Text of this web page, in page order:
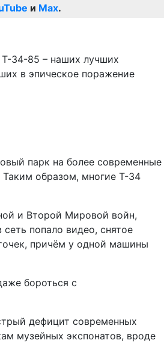
и Max.
Т-34-85 – наших лучших
в эпическое поражение
парк на более современные
образом, многие Т-34
и Второй Мировой войн,
попало видео, снятое
причём у одной машины
бороться с
дефицит современных
музейных экспонатов, вроде